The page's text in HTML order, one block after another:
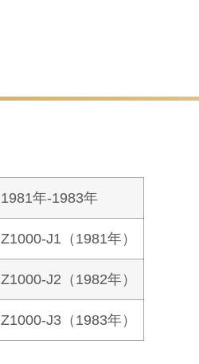
1981年-1983年
Z1000-J1（1981年）
Z1000-J2（1982年）
Z1000-J3（1983年）